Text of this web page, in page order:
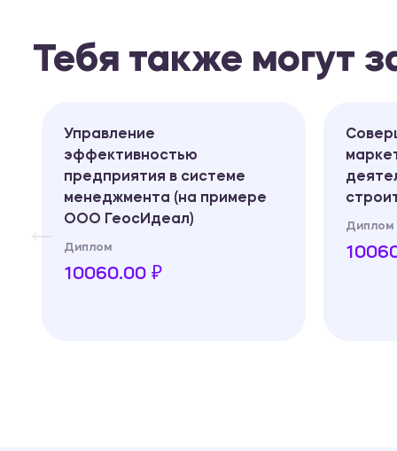
Тебя также могут
Управление
эффективностью
предприятия в системе
менеджмента (на примере
ООО ГеосИдеал)
Диплом
10060.00 ₽
Диплом